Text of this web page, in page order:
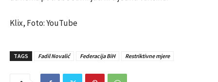
Klix, Foto: YouTube
TAGS Fadil Novalić Federacija BiH Restriktivne mjere